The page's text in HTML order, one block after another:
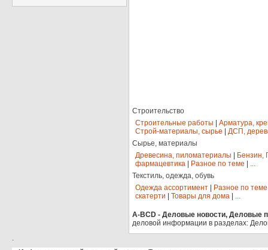
Строительство
Строительные работы
Арматура,
Строй-материалы, сырье
ДСП,
Сырье, материалы
Древесина, пиломатериалы
Бензин,
фармацевтика
Разное по теме
...
Текстиль, одежда, обувь
Одежда ассортимент
Разное по теме
скатерти
Товары для дома ...
A-BCD - Деловые новости, Деловые
деловой информации в разделах:
.